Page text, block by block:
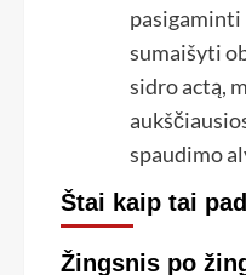
pasigaminti
sumaišyti
sidro actą,
spaudimo
Štai kaip tai
Žingsnis po